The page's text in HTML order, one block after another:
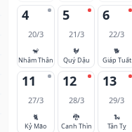
4
20/3
🐒
Nhâm Thân
5
21/3
🐓
Quý Dậu
6
22/3
🐕
Giáp Tuất
11
27/3
🐈
Kỷ Mão
12
28/3
🐉
Canh Thìn
13
29/3
🐍
Tân Tỵ